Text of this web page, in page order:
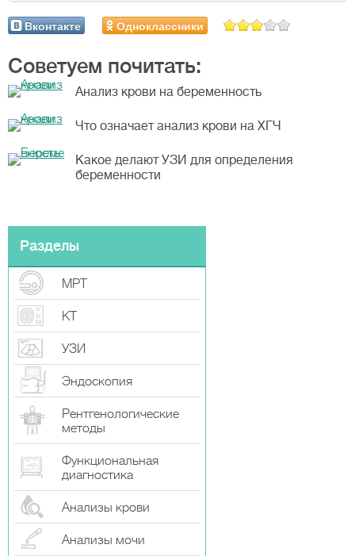
Вконтакте Одноклассники
Советуем почитать:
Анализ крови на беременность
Что означает анализ крови на ХГЧ
Какое делают УЗИ для определения
беременности
Разделы
МРТ
КТ
УЗИ
Эндоскопия
Рентгенологические
методы
Функциональная
диагностика
Анализы крови
Анализы мочи